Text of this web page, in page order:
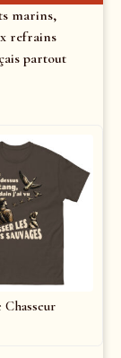
marins,
refrains
partout